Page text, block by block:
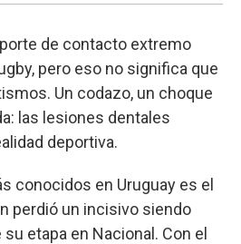
de contacto extremo
pero eso no significa que
Un codazo, un choque
las lesiones dentales
deportiva.
conocidos en Uruguay es el
perdió un incisivo siendo
etapa en Nacional. Con el